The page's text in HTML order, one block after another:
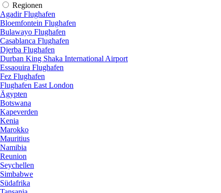
Regionen
Agadir Flughafen
Bloemfontein Flughafen
Bulawayo Flughafen
Casablanca Flughafen
Djerba Flughafen
Durban King Shaka International Airport
Essaouira Flughafen
Fez Flughafen
Flughafen East London
Ägypten
Botswana
Kapeverden
Kenia
Marokko
Mauritius
Namibia
Reunion
Seychellen
Simbabwe
Südafrika